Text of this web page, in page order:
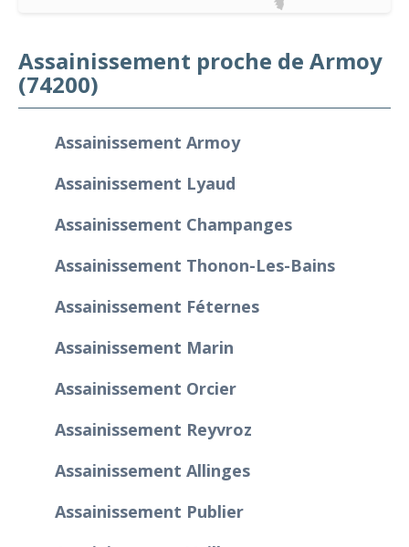
Assainissement proche de Armoy
(74200)
Assainissement Armoy
Assainissement Lyaud
Assainissement Champanges
Assainissement Thonon-Les-Bains
Assainissement Féternes
Assainissement Marin
Assainissement Orcier
Assainissement Reyvroz
Assainissement Allinges
Assainissement Publier